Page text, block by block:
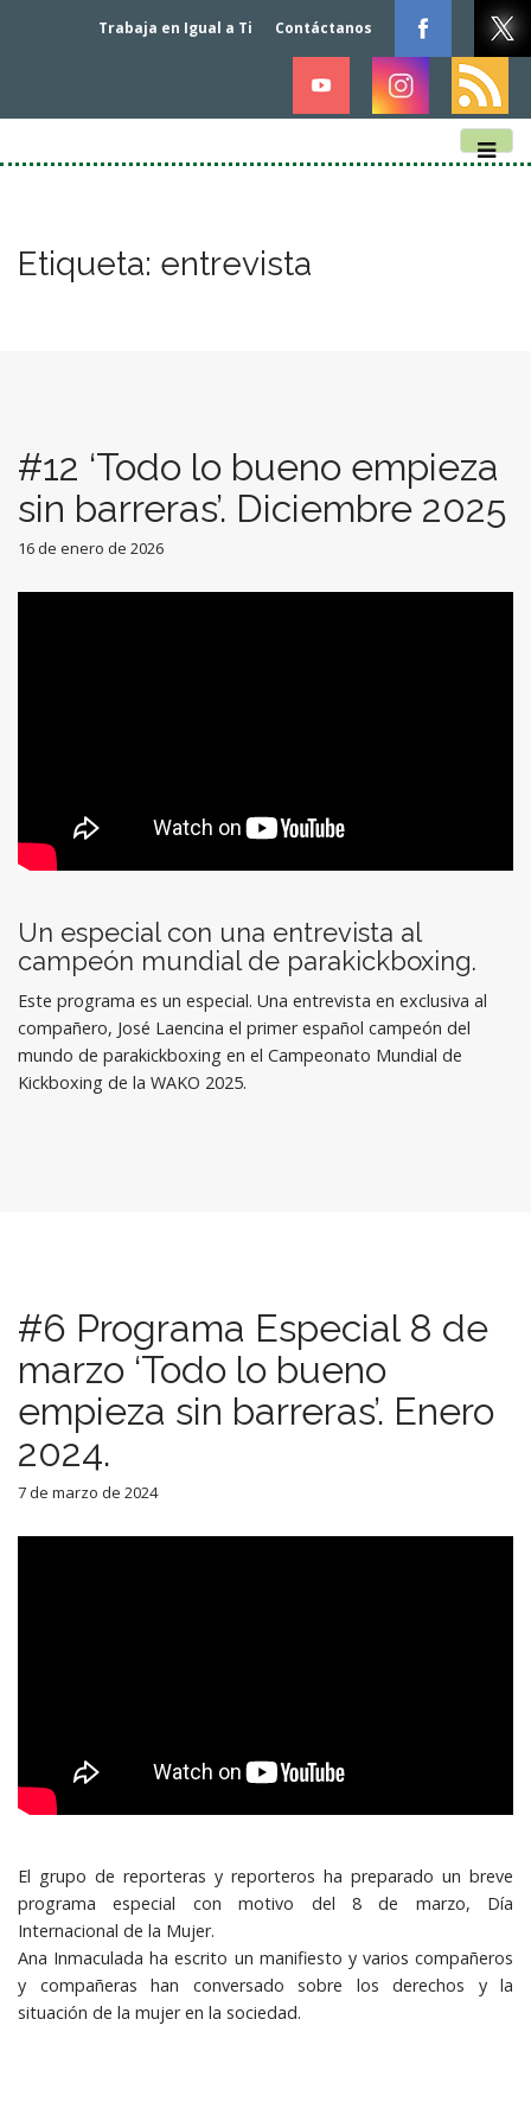
M
n
m
t
t
Etiqueta: entrevista
#12 ‘Todo lo bueno empieza
sin barreras’. Diciembre 2025
16 de enero de 2026
Un especial con una entrevista al
campeón mundial de parakickboxing.
Este programa es un especial. Una entrevista en exclusiva al
compañero, José Laencina el primer español campeón del
mundo de parakickboxing en el Campeonato Mundial de
Kickboxing de la WAKO 2025.
#6 Programa Especial 8 de
marzo ‘Todo lo bueno
empieza sin barreras’. Enero
2024.
7 de marzo de 2024
El grupo de reporteras y reporteros ha preparado un breve
programa especial con motivo del 8 de marzo, Día
Internacional de la Mujer.
Ana Inmaculada ha escrito un manifiesto y varios compañeros
y compañeras han conversado sobre los derechos y la
situación de la mujer en la sociedad.
Trabaja en Igual a Ti Contáctanos